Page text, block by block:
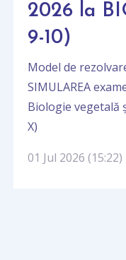
2026 la
9-10)
Model de
SIMULAREA
Biologie vegetală
X)
01 Jul 2026 (15:22)